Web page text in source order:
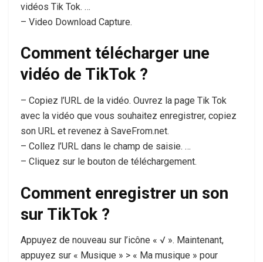
vidéos Tik Tok. …
– Video Download Capture.
Comment télécharger une
vidéo de TikTok ?
– Copiez l’URL de la vidéo. Ouvrez la page Tik Tok
avec la vidéo que vous souhaitez enregistrer, copiez
son URL et revenez à SaveFrom.net.
– Collez l’URL dans le champ de saisie. …
– Cliquez sur le bouton de téléchargement.
Comment enregistrer un son
sur TikTok ?
Appuyez de nouveau sur l’icône « √ ». Maintenant,
appuyez sur « Musique » > « Ma musique » pour